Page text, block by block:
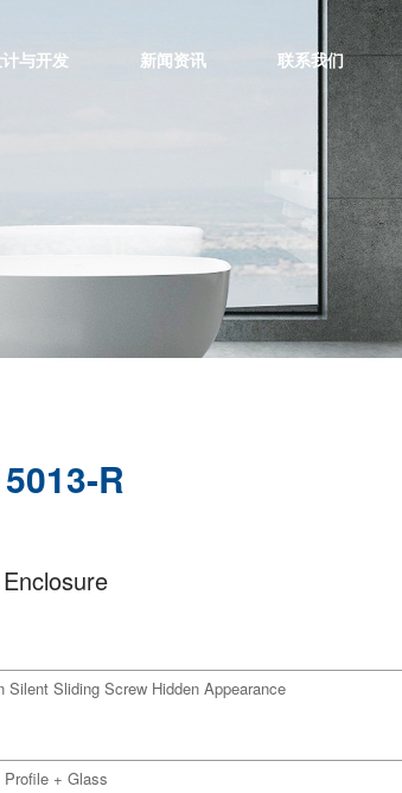
与开发 新闻资讯 联系我们
R
Silent Sliding Screw Hidden Appearance
+ Glass